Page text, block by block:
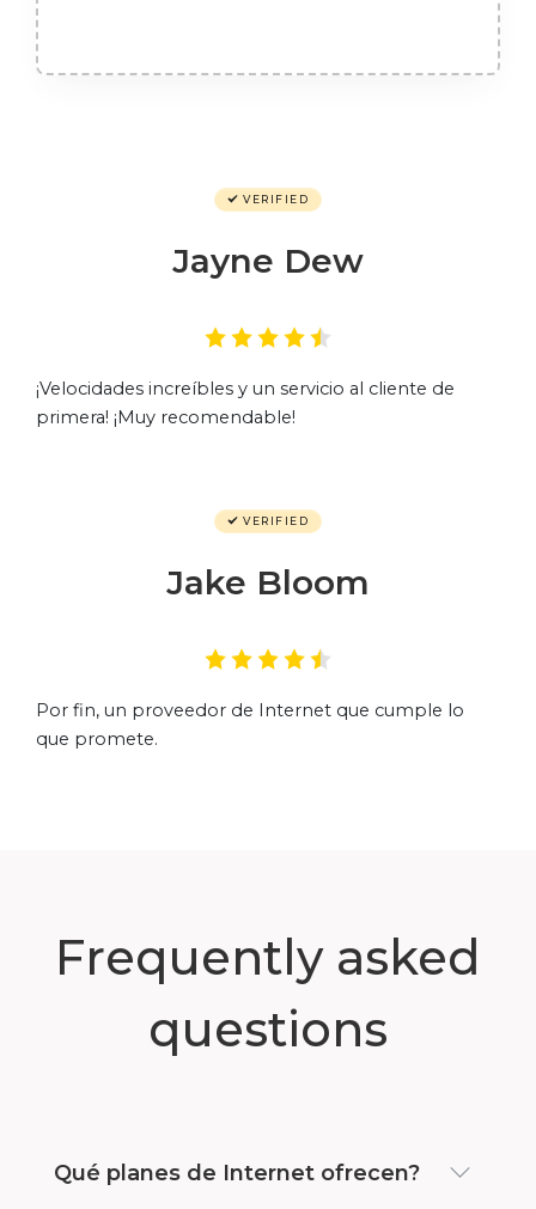
VERIFIED
Jayne Dew
¡Velocidades increíbles y un servicio al cliente de
primera! ¡Muy recomendable!
VERIFIED
Jake Bloom
Por fin, un proveedor de Internet que cumple lo
que promete.
Frequently asked
questions
Qué planes de Internet ofrecen?